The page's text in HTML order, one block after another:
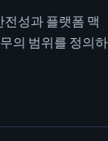
성과 플랫폼 맥
의 범위를 정의하